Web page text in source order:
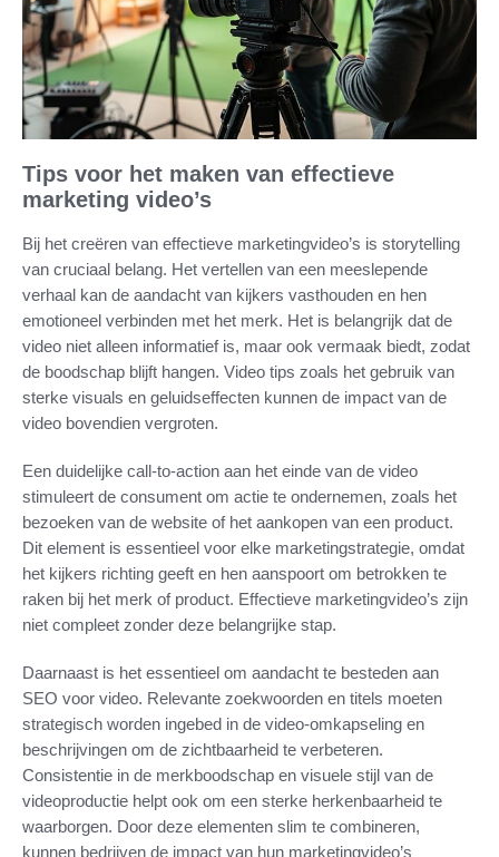
Tips voor het maken van effectieve
marketing video’s
Bij het creëren van effectieve marketingvideo’s is storytelling
van cruciaal belang. Het vertellen van een meeslepende
verhaal kan de aandacht van kijkers vasthouden en hen
emotioneel verbinden met het merk. Het is belangrijk dat de
video niet alleen informatief is, maar ook vermaak biedt, zodat
de boodschap blijft hangen. Video tips zoals het gebruik van
sterke visuals en geluidseffecten kunnen de impact van de
video bovendien vergroten.
Een duidelijke call-to-action aan het einde van de video
stimuleert de consument om actie te ondernemen, zoals het
bezoeken van de website of het aankopen van een product.
Dit element is essentieel voor elke marketingstrategie, omdat
het kijkers richting geeft en hen aanspoort om betrokken te
raken bij het merk of product. Effectieve marketingvideo’s zijn
niet compleet zonder deze belangrijke stap.
Daarnaast is het essentieel om aandacht te besteden aan
SEO voor video. Relevante zoekwoorden en titels moeten
strategisch worden ingebed in de video-omkapseling en
beschrijvingen om de zichtbaarheid te verbeteren.
Consistentie in de merkboodschap en visuele stijl van de
videoproductie helpt ook om een sterke herkenbaarheid te
waarborgen. Door deze elementen slim te combineren,
kunnen bedrijven de impact van hun marketingvideo’s